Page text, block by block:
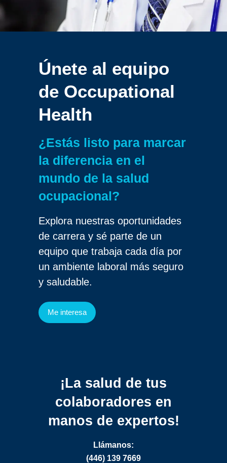
Únete al equipo
de Occupational
Health
¿Estás listo para marcar
la diferencia en el
mundo de la salud
ocupacional?
Explora nuestras oportunidades
de carrera y sé parte de un
equipo que trabaja cada día por
un ambiente laboral más seguro
y saludable.
Me interesa
¡La salud de tus
colaboradores en
manos de expertos!
Llámanos:
(446) 139 7669